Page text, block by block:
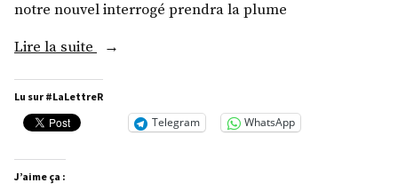
notre nouvel interrogé prendra la plume
Lire la suite « M.
Gonin »
Lu sur #LaLettreR
Telegram WhatsApp
J’aime ça :